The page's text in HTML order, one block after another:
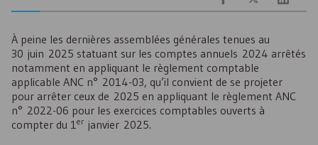
À peine les dernières assemblées générales tenues au
30 juin 2025 statuant sur les comptes annuels 2024 arrêtés
notamment en appliquant le règlement comptable
applicable ANC n° 2014-03, qu’il convient de se projeter
pour arrêter ceux de 2025 en appliquant le règlement ANC
n° 2022-06 pour les exercices comptables ouverts à
compter du 1er janvier 2025.